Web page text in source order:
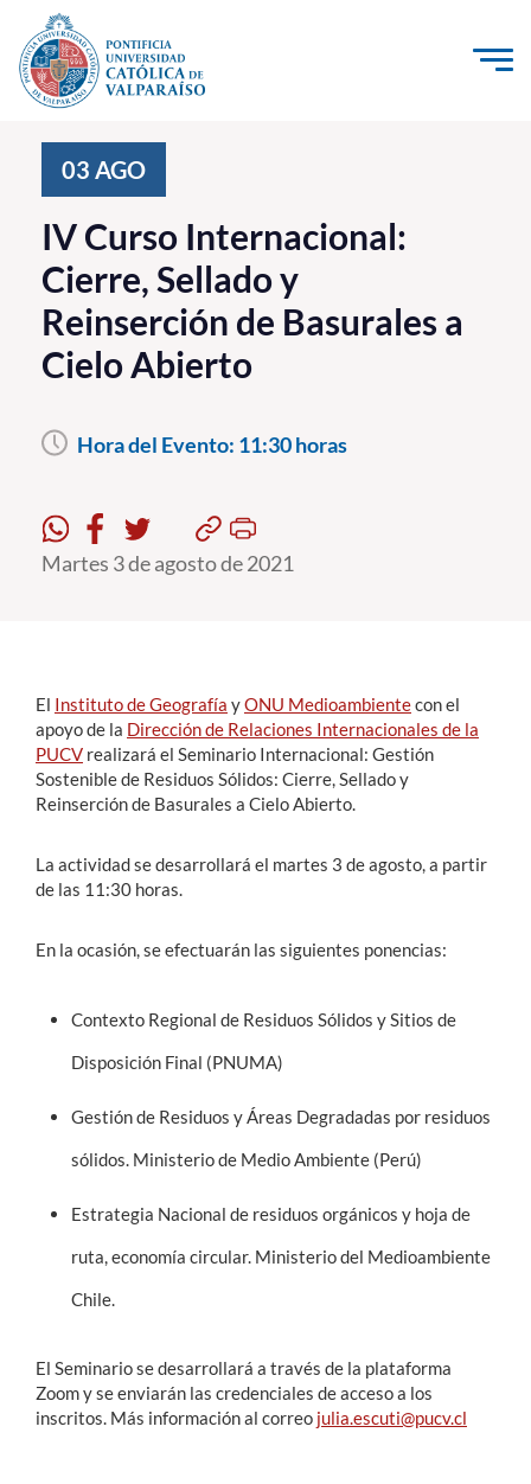
Click acá para ir directamente al contenido
Investigación, Creación e Innovación
PUCV Internacional
Vinculación con el Medio
Admisión
Pregrado
Formación Continua
Alumni
03 AGO
IV Curso Internacional:
Cierre, Sellado y
Reinserción de Basurales a
Cielo Abierto
Hora del Evento: 11:30 horas
Martes 3 de agosto de 2021
El Instituto de Geografía yONU Medioambientecon el
apoyo de la Dirección de Relaciones Internacionales de la
PUCV realizará el Seminario Internacional: Gestión
Sostenible de Residuos Sólidos: Cierre, Sellado y
Reinserción de Basurales a Cielo Abierto.
La actividad se desarrollará el martes 3 de agosto, a partir
de las 11:30 horas.
En la ocasión, se efectuarán las siguientes ponencias:
Contexto Regional de Residuos Sólidos y Sitios de
Disposición Final (PNUMA)
Gestión de Residuos y Áreas Degradadas por residuos
sólidos. Ministerio de Medio Ambiente (Perú)
Estrategia Nacional de residuos orgánicos y hoja de
ruta, economía circular. Ministerio del Medioambiente
Chile.
El Seminario se desarrollará a través de la plataforma
Zoom y se enviarán las credenciales de acceso a los
inscritos. Más información al correo julia.escuti@pucv.cl